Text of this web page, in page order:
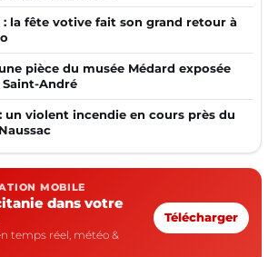
: la fête votive fait son grand retour à
pièce du musée Médard exposée
André
un violent incendie en cours près du
MOBILE
dans votre
temps réel, météo &
Télécharger